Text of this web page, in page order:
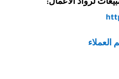
لرواد الأعمال:
العملاء